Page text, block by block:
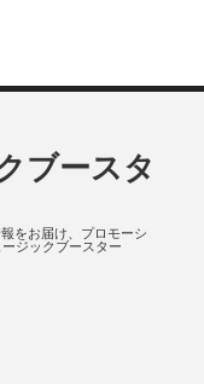
ブースタ
をお届け、プロモーシ
ジックブースター